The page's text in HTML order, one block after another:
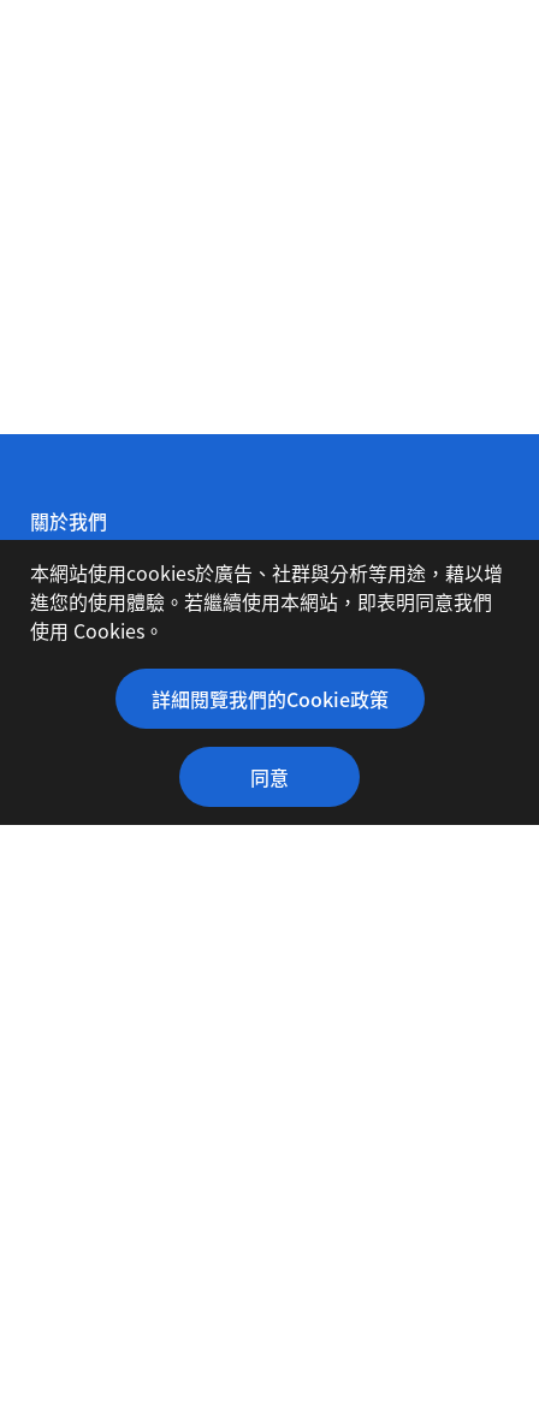
關於我們
公司簡介
代理品牌
本網站使用cookies於廣告、社群與分析等用途，藉以增
進您的使用體驗。若繼續使用本網站，即表明同意我們
使用 Cookies。
詳細閱覽我們的Cookie政策
同意